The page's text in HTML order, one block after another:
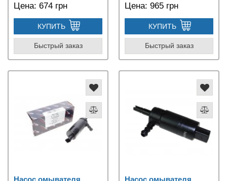
Цена: 674 грн
КУПИТЬ
Быстрый заказ
Цена: 965 грн
КУПИТЬ
Быстрый заказ